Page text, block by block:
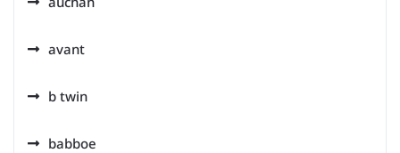
avant
b twin
babboe